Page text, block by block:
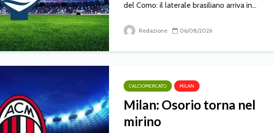
del Como: il laterale brasiliano arriva in...
Redazione 06/08/2026
CALCIOMERCATO MILAN
Milan: Osorio torna nel
mirino